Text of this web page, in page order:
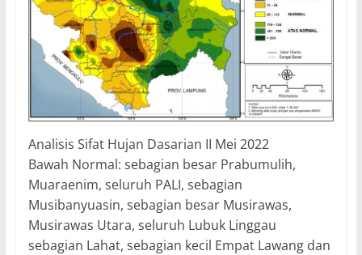
Analisis Sifat Hujan Dasarian II Mei 2022
Bawah Normal: sebagian besar Prabumulih,
Muaraenim, seluruh PALI, sebagian
Musibanyuasin, sebagian besar Musirawas,
Musirawas Utara, seluruh Lubuk Linggau
sebagian Lahat, sebagian kecil Empat Lawang dan